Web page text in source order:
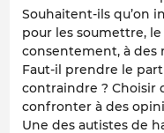
Souhaitent-ils qu’on
pour les soumettre,
consentement, à des
Faut-il prendre le
contraindre ? Choisir
confronter à des
Une des autistes de